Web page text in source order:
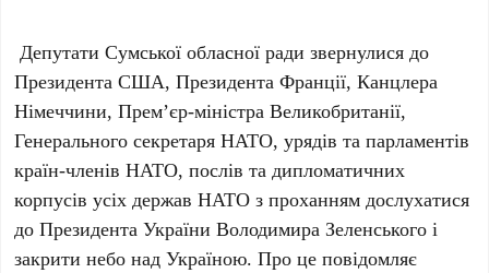
Депутати Сумської обласної ради звернулися до
Президента США, Президента Франції, Канцлера
Німеччини, Прем’єр-міністра Великобританії,
Генерального секретаря НАТО, урядів та парламентів
країн-членів НАТО, послів та дипломатичних
корпусів усіх держав НАТО з проханням дослухатися
до Президента України Володимира Зеленського і
закрити небо над Україною. Про це повідомляє